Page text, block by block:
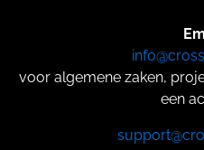
voor algemene zaken,
een